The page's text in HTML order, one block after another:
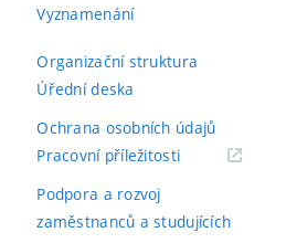
Vyznamenání
Organizační struktura
Úřední deska
Ochrana osobních údajů
Pracovní příležitosti(externí
Podpora a rozvoj
zaměstnanců a studujících